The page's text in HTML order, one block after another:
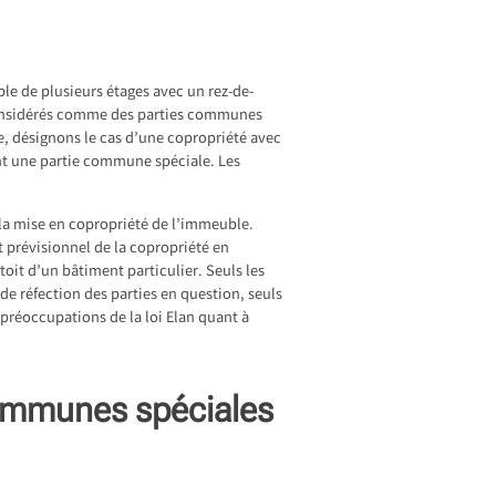
de plusieurs étages avec un rez-de-
comme des parties communes
le cas d’une copropriété avec
une partie commune spéciale. Les
mise en copropriété de l’immeuble.
de la copropriété en
d’un bâtiment particulier. Seuls les
réfection des parties en question, seuls
de la loi Elan quant à
spéciales